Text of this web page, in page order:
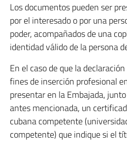
Los documentos pueden ser
por el interesado o por una
poder, acompañados de una
identidad válido de la persona
En el caso de que la
fines de inserción profesional
presentar en la Embajada,
antes mencionada, un
cubana competente
competente) que indique si el